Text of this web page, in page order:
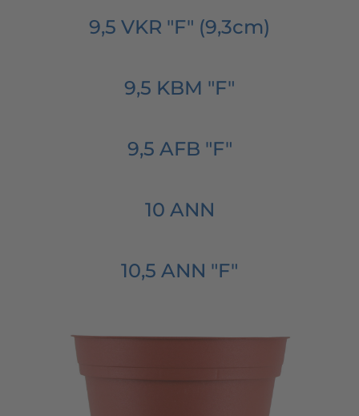
9,5 VKR "F" (9,3cm)
9,5 KBM "F"
9,5 AFB "F"
10 ANN
10,5 ANN "F"